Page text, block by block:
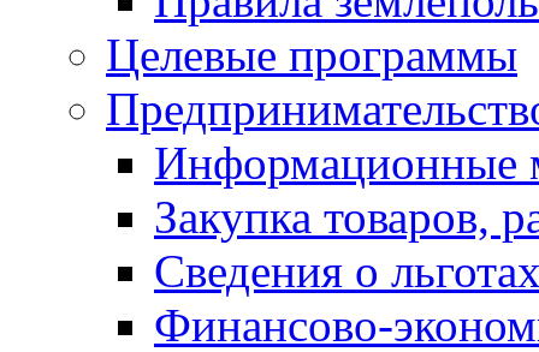
Целевые программы
Информационные
Закупка товаров,
Сведения о
Финансово-